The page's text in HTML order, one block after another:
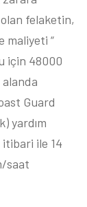
olan felaketin,
maliyeti “
için 48000
Guard
yardım
itibari ile 14
saat